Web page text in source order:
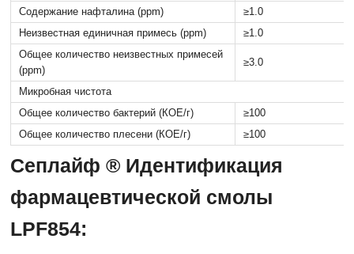
Содержание нафталина (ppm)
≥1.0
Неизвестная единичная примесь (ppm)
≥1.0
Общее количество неизвестных примесей
(ppm)
≥3.0
Микробная чистота
Общее количество бактерий (КОЕ/г)
≥100
Общее количество плесени (КОЕ/г)
≥100
Сеплайф ® Идентификация
фармацевтической смолы
LPF854: